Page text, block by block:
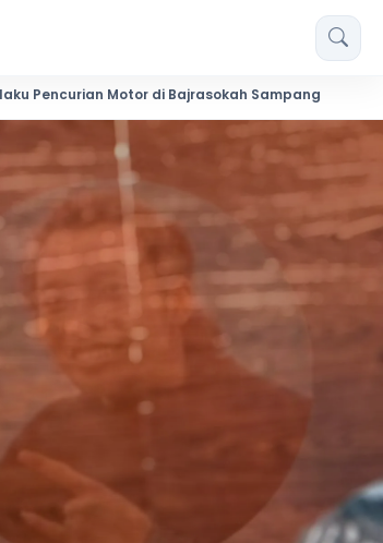
di Bajrasokah Sampang 20 Pendekar